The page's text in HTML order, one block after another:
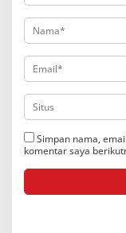
Simpan nama,
komentar saya